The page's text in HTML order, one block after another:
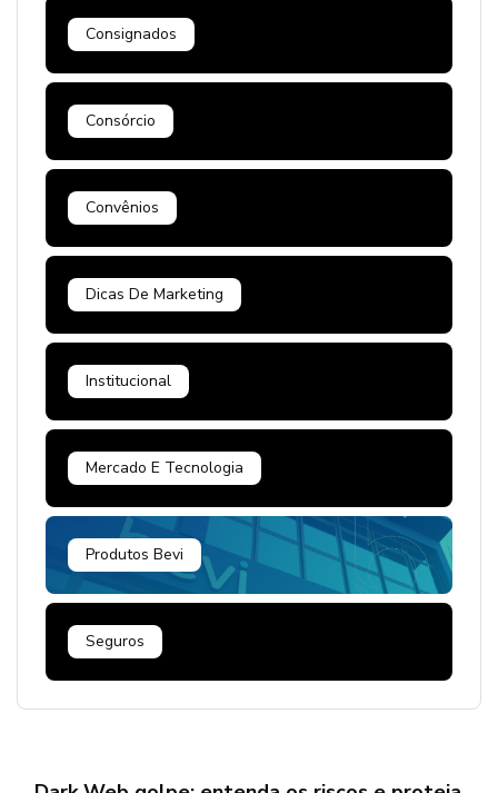
Consignados
Consórcio
Convênios
Dicas De Marketing
Institucional
Mercado E Tecnologia
Produtos Bevi
Seguros